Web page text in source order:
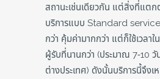
สถานะเช่นเดียวกัน แต่สิ่งที่แต
บริการแบบ Standard service
กว่า คุ้มค่ามากกว่า แต่ก็ใช้เวลา
ผู้รับที่นานกว่า (ประมาณ 7-10 วั
ต่างประเทศ) ดังนั้นบริการนี้จึง